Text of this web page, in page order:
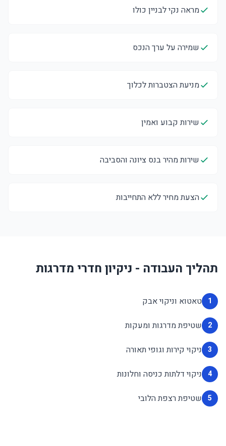
מראה נקי לבניין כולו
שמירה על ערך הנכס
מניעת הצטברות לכלוך
שירות קבוע ואמין
שירות מהיר בנס ציונה והסביבה
הצעת מחיר ללא התחייבות
תהליך העבודה - ניקיון חדרי מדרגות
1 טאטוא וניקוי אבק
2 שטיפת מדרגות ומעקות
3 ניקוי קירות וגופי תאורה
4 ניקוי דלתות כניסה וחלונות
5 שטיפת רצפת הלובי